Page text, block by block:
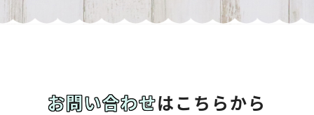
お問い合わせはこちらから